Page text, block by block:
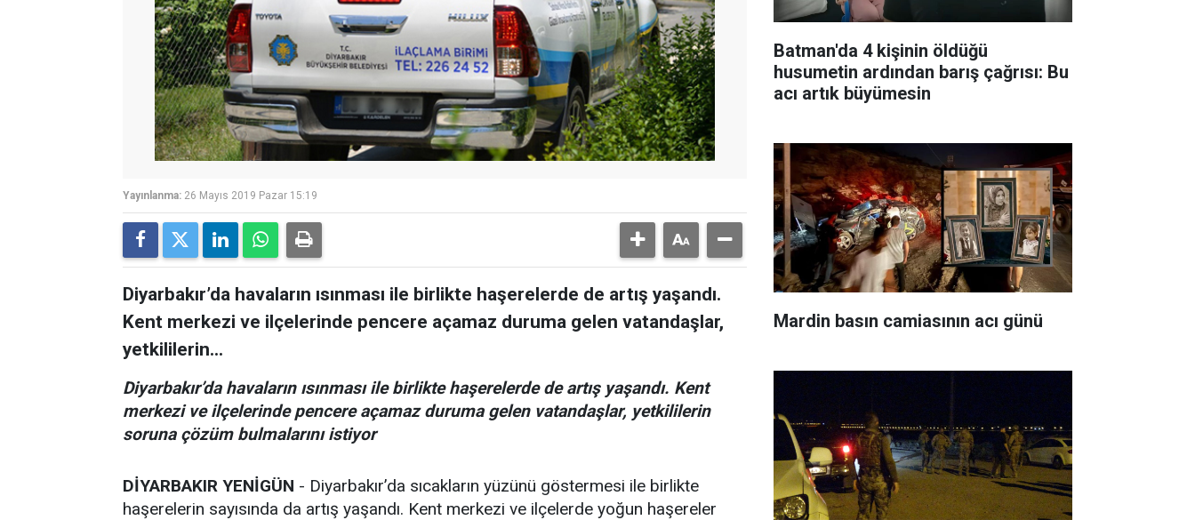
Yayınlanma: 26 Mayıs 2019 Pazar 15:19
Diyarbakır’da havaların ısınması ile birlikte haşerelerde de artış yaşandı.
Kent merkezi ve ilçelerinde pencere açamaz duruma gelen vatandaşlar,
yetkililerin...
Diyarbakır’da havaların ısınması ile birlikte haşerelerde de artış yaşandı. Kent
merkezi ve ilçelerinde pencere açamaz duruma gelen vatandaşlar, yetkililerin
soruna çözüm bulmalarını istiyor
DİYARBAKIR YENİGÜN - Diyarbakır’da sıcakların yüzünü göstermesi ile birlikte
haşerelerin sayısında da artış yaşandı. Kent merkezi ve ilçelerde yoğun haşereler
Batman'da 4 kişinin öldüğü
husumetin ardından barış çağrısı: Bu
acı artık büyümesin
Mardin basın camiasının acı günü